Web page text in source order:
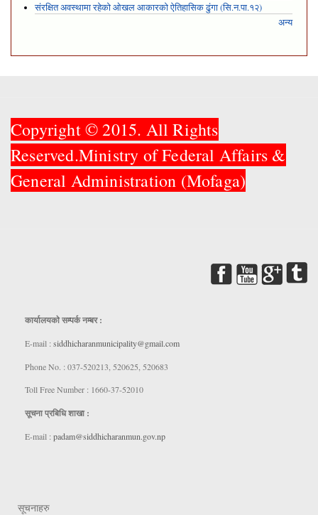
संरक्षित अवस्थामा रहेको ओखल आकारको ऐतिहासिक ढुंगा (सि.न.पा.१२)
अन्य
Copyright © 2015. All Rights
Reserved.Ministry of Federal Affairs &
General Administration (Mofaga)
कार्यालयकाे सम्पर्क नम्बर :
E-mail : siddhicharanmunicipality@gmail.com
Phone No. : 037-520213, 520625, 520683
Toll Free Number : 1660-37-52010
सूचना प्रबिधि शाखा :
E-mail : padam@siddhicharanmun.gov.np
सूचनाहरु